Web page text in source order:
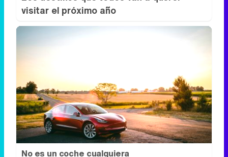
visitar el próximo año
No es un coche cualquiera